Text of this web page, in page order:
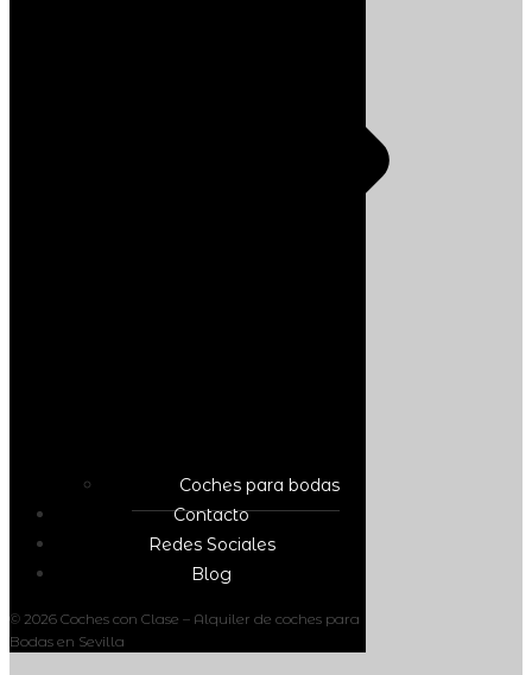
Coches para bodas
Contacto
Redes Sociales
Blog
© 2026 Coches con Clase – Alquiler de coches para
Bodas en Sevilla